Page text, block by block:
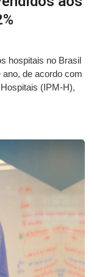
hospitais no Brasil
de acordo com
(IPM-H),